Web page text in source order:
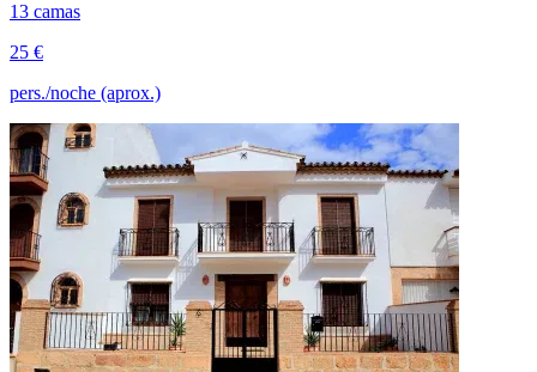
13 camas
25 €
pers./noche (aprox.)